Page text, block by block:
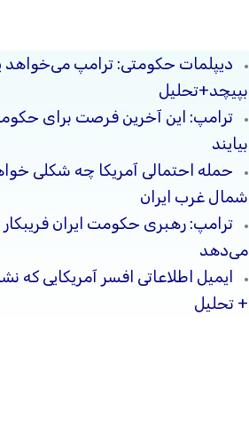
دیپلمات حکومتی: ترامپ می‌خواهد
بپیچد+تحلیل
ترامپ: این آخرین فرصت برای
بیایند
حمله احتمالی آمریکا چه شکلی
شمال غرب ایران
ترامپ: رهبری حکومت ایران
می‌دهد
ایمیل اطلاعاتی افسر آمریکایی که
+ تحلیل